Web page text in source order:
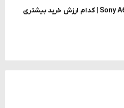
مقایسه Sony A6700 و Sony A6600 | کدام ارزش خرید بیشتری